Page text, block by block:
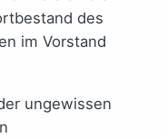
des
im Vorstand
ungewissen